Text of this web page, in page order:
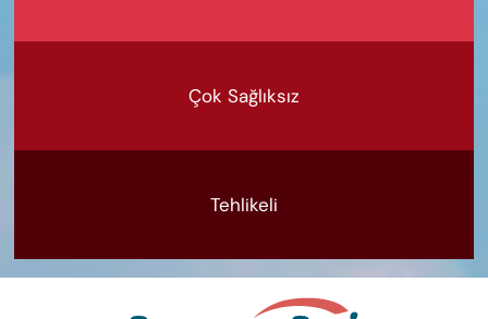
Çok Sağlıksız
Tehlikeli